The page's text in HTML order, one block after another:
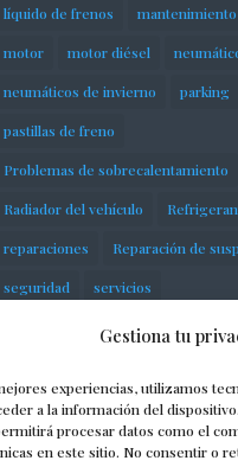
Gestiona tu
experiencias, utilizamos
a la información del
procesar datos como el
en este sitio. No consentir o
líquido de frenos mantenimiento
motor motor diésel
neumáticos de invierno parking
pastillas de freno
Problemas de sobrecalentamiento
Radiador del vehículo
reparaciones Reparación de
seguridad servicios
Sobrecalentamiento del motor
talleres mecánicos taller
Termostato automotriz vehículo